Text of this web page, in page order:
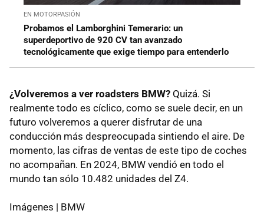
EN MOTORPASIÓN
Probamos el Lamborghini Temerario: un
superdeportivo de 920 CV tan avanzado
tecnológicamente que exige tiempo para entenderlo
¿Volveremos a ver roadsters BMW? Quizá. Si
realmente todo es cíclico, como se suele decir, en un
futuro volveremos a querer disfrutar de una
conducción más despreocupada sintiendo el aire. De
momento, las cifras de ventas de este tipo de coches
no acompañan. En 2024, BMW vendió en todo el
mundo tan sólo 10.482 unidades del Z4.
Imágenes | BMW